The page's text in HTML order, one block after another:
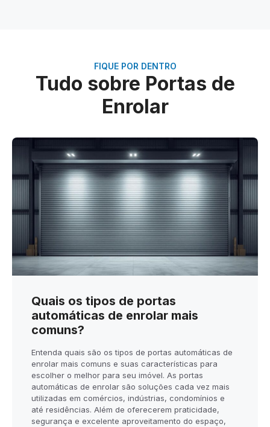
FIQUE POR DENTRO
Tudo sobre Portas de
Enrolar
Quais os tipos de portas
automáticas de enrolar mais
comuns?
Entenda quais são os tipos de portas automáticas de
enrolar mais comuns e suas características para
escolher o melhor para seu imóvel. As portas
automáticas de enrolar são soluções cada vez mais
utilizadas em comércios, indústrias, condomínios e
até residências. Além de oferecerem praticidade,
segurança e excelente aproveitamento do espaço,